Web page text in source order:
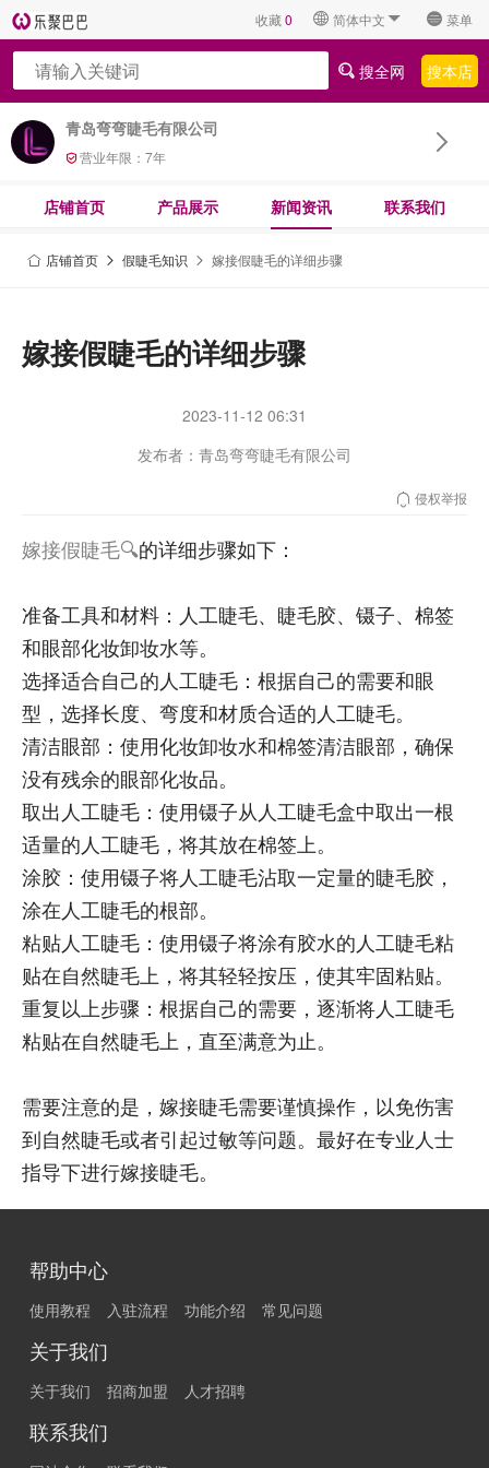
收藏0 简体中文 菜单
青岛弯弯睫毛有限公司
营业年限： 7年
搜全网 搜本店
店铺首页 产品展示 新闻资讯 联系我们
店铺首页 假睫毛知识 嫁接假睫毛的详细步骤
嫁接假睫毛的详细步骤
2023-11-12 06:31
发布者：青岛弯弯睫毛有限公司
侵权举报
嫁接假睫毛 的详细步骤如下：
准备工具和材料：人工睫毛、睫毛胶、镊子、棉签
和眼部化妆卸妆水等。
选择适合自己的人工睫毛：根据自己的需要和眼
型，选择长度、弯度和材质合适的人工睫毛。
清洁眼部：使用化妆卸妆水和棉签清洁眼部，确保
没有残余的眼部化妆品。
取出人工睫毛：使用镊子从人工睫毛盒中取出一根
适量的人工睫毛，将其放在棉签上。
涂胶：使用镊子将人工睫毛沾取一定量的睫毛胶，
涂在人工睫毛的根部。
粘贴人工睫毛：使用镊子将涂有胶水的人工睫毛粘
贴在自然睫毛上，将其轻轻按压，使其牢固粘贴。
重复以上步骤：根据自己的需要，逐渐将人工睫毛
粘贴在自然睫毛上，直至满意为止。
需要注意的是，嫁接睫毛需要谨慎操作，以免伤害
到自然睫毛或者引起过敏等问题。最好在专业人士
指导下进行嫁接睫毛。
帮助中心
使用教程 入驻流程 功能介绍 常见问题
关于我们
关于我们 招商加盟 人才招聘
联系我们